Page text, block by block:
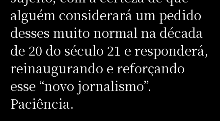
alguém considerará um pedido
desses muito normal na década
de 20 do século 21 e responderá,
reinaugurando e reforçando
esse “novo jornalismo”.
Paciência.